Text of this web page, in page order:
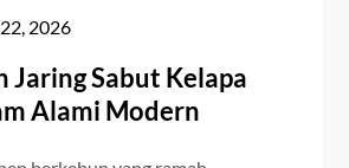
2026
Jaring Sabut Kelapa
Alami Modern